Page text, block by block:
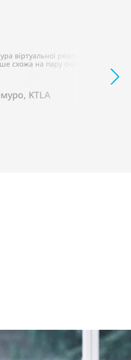
віртуальної реальності, яка
схожа на пару очок...
KTLA